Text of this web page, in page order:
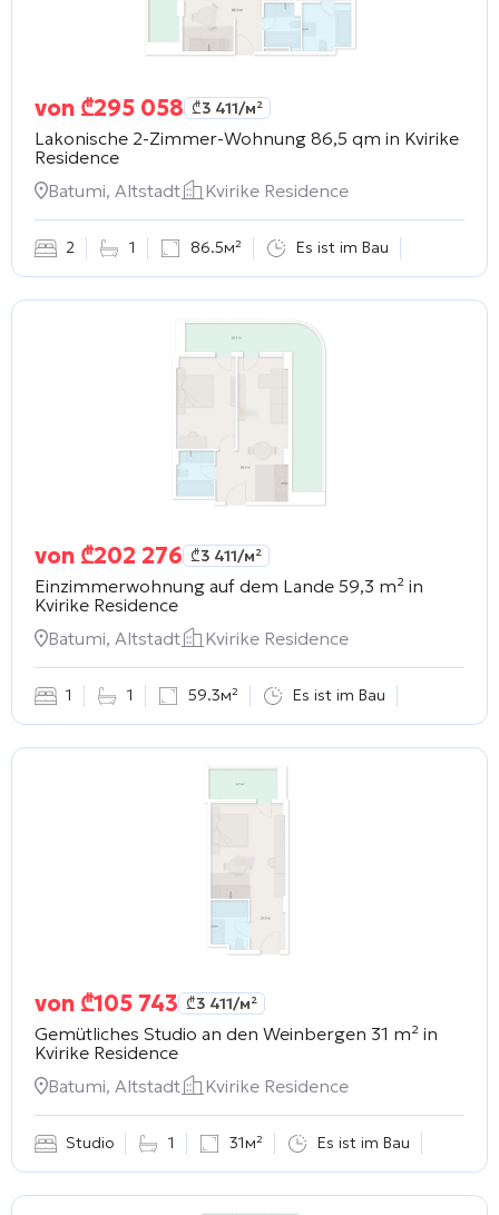
von ₾295 058 ₾3 411/м²
Lakonische 2-Zimmer-Wohnung 86,5 qm in Kvirike
Residence
Batumi, Altstadt
Kvirike Residence
2 1 86.5м² Es ist im Bau
von ₾202 276 ₾3 411/м²
Einzimmerwohnung auf dem Lande 59,3 m² in
Kvirike Residence
Batumi, Altstadt
Kvirike Residence
1 1 59.3м² Es ist im Bau
von ₾105 743 ₾3 411/м²
Gemütliches Studio an den Weinbergen 31 m² in
Kvirike Residence
Batumi, Altstadt
Kvirike Residence
Studio 1 31м² Es ist im Bau